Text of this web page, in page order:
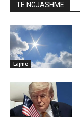
TË NGJASHME
Lajme